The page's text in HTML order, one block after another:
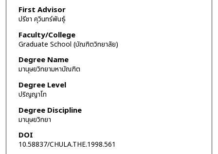
First Advisor
ปรีชา คุวินทร์พันธุ์
Faculty/College
Graduate School (บัณฑิตวิทยาลัย)
Degree Name
มานุษยวิทยามหาบัณฑิต
Degree Level
ปริญญาโท
Degree Discipline
มานุษยวิทยา
DOI
10.58837/CHULA.THE.1998.561